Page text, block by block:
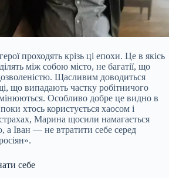
проходять крізь ці епохи. Це в якісь
між собою місто, не багатії, що
Щасливим доводиться
що випадають частку робітничого
Особливо добре це видно в
хтось користується хаосом і
Марина щосили намагається
Іван — не втратити себе серед
себе